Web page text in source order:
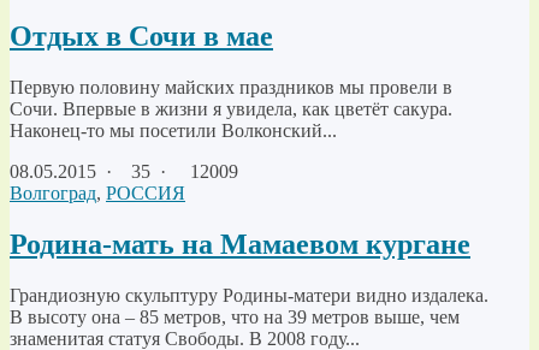
Отдых в Сочи в мае
Первую половину майских праздников мы провели в
Сочи. Впервые в жизни я увидела, как цветёт сакура.
Наконец-то мы посетили Волконский...
08.05.2015 · 35 ·
12009
Волгоград, РОССИЯ
Родина-мать на Мамаевом кургане
Грандиозную скульптуру Родины-матери видно издалека.
В высоту она – 85 метров, что на 39 метров выше, чем
знаменитая статуя Свободы. В 2008 году...